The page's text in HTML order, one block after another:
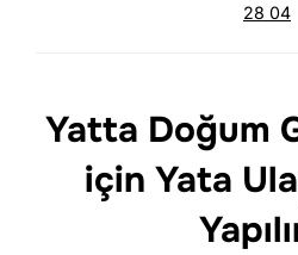
28 04
Yatta Doğum
için Yata